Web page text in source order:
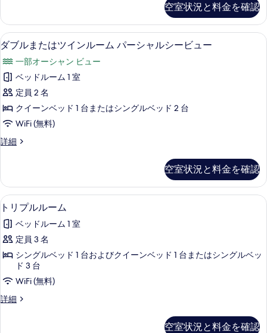
ル
ー
ム
シ
ー
ビ
ュ
ー
の
て
の
写
真
を
示
す
た
は
ツ
イ
ン
ル
ム
シ
ー
ビ
ュ
細
空室状況と料金を確認
ダ
ブ
ル
ま
た
は
ツ
イ
ル
ー
ム
パ
ー
シ
ル
シ
ミニバー、セーフティボックス (室内
9
ダブルまたはツインルーム パーシャルシービュー
一部オーシャン ビュー
ベッドルーム 1 室
定員 2 名
クイーンベッド 1 台またはシングルベッド 2 台
WiFi (無料)
詳細
ダ
た
は
ツ
ン
ル
ム
ー
ャ
空室状況と料金を確認
ト
リ
プ
ル
ル
ー
ム
トリプルルーム | ミニバー、セーフ
10
トリプルルーム
ベッドルーム 1 室
定員 3 名
シングルベッド 1 台およびクイーンベッド 1 台またはシングルベッ
ド 3 台
WiFi (無料)
詳細
ト
空室状況と料金を確認